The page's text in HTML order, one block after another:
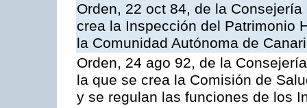
Orden, 22 oct 84, de la
crea la Inspección del Patrimonio
la Comunidad Autónoma de
Orden, 24 ago 92, de la
la que se crea la Comisión de
y se regulan las funciones de los